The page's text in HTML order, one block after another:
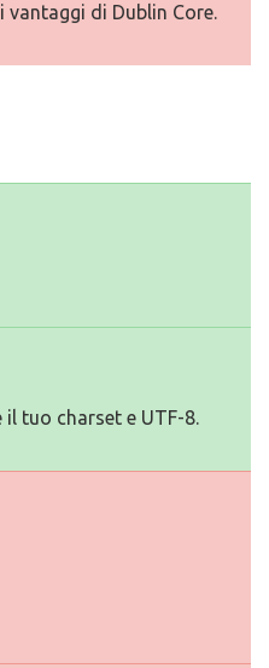
di Dublin Core.
tuo charset e UTF-8.